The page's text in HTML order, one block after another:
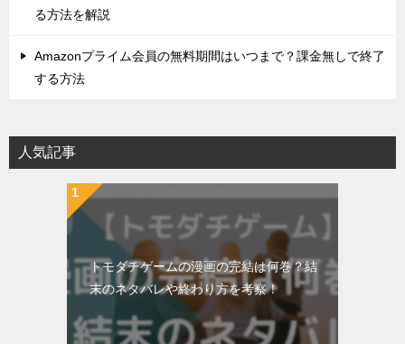
る方法を解説
Amazonプライム会員の無料期間はいつまで？課金無しで終了
する方法
人気記事
トモダチゲームの漫画の完結は何巻？結
末のネタバレや終わり方を考察！